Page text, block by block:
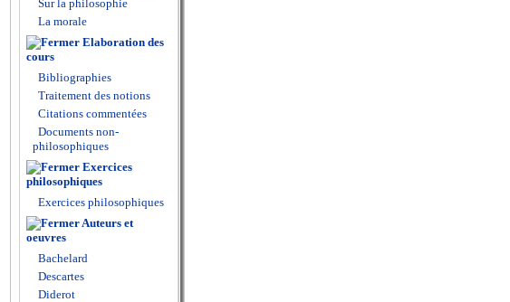
Sur la philosophie
La morale
Elaboration des
cours
Bibliographies
Traitement des notions
Citations commentées
Documents non-
philosophiques
Exercices
philosophiques
Exercices philosophiques
Auteurs et
oeuvres
Bachelard
Descartes
Diderot